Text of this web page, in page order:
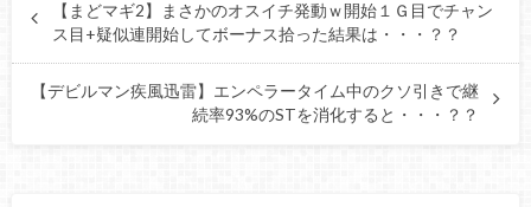
【まどマギ2】まさかのオスイチ発動ｗ開始１Ｇ目でチャン
ス目+疑似連開始してボーナス拾った結果は・・・？？
【デビルマン疾風迅雷】エンペラータイム中のクソ引きで継
続率93%のSTを消化すると・・・？？